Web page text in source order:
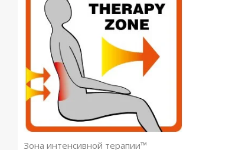
Зона интенсивной терапии™